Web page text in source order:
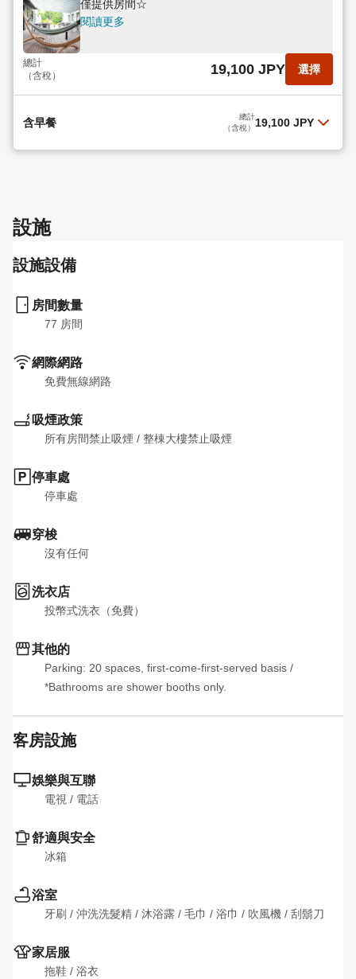
僅提供房間☆
閱讀更多
總計
（含稅）
19,100 JPY 選擇
含早餐
總計
（含稅） 19,100 JPY
總計
（含稅）
設施
設施設備
房間數量
77 房間
網際網路
免費無線網路
吸煙政策
所有房間禁止吸煙 / 整棟大樓禁止吸煙
停車處
停車處
穿梭
沒有任何
洗衣店
投幣式洗衣（免費）
其他的
Parking: 20 spaces, first-come-first-served basis
*Bathrooms are shower booths only.
客房設施
娛樂與互聯
電視 / 電話
舒適與安全
冰箱
浴室
牙刷 / 沖洗洗髮精 / 沐浴露 / 毛巾 / 浴巾 / 吹風機 / 刮鬍刀
家居服
拖鞋 / 浴衣